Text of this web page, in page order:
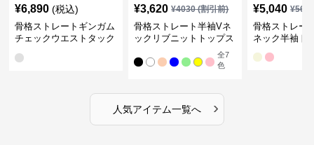
¥6,890 (税込)
骨格ストレートギンガム
チェックウエストタック
¥3,620 ¥4030(割引前)
骨格ストレート半袖Vネ
ックリブニットトップス
全7
色
¥5,040 ¥
骨格ストレー
ネック半袖ト
人気アイテム一覧へ ›